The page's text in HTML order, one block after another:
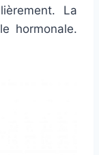
La
hormonale.